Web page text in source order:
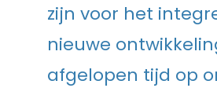
zijn voor het
nieuwe
afgelopen tijd op